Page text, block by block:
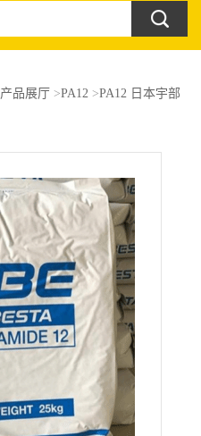
产品展厅>PA12 >PA12 日本宇部